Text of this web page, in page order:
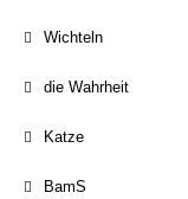
Wichteln
die Wahrheit
Katze
BamS